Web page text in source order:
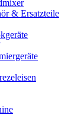
& Ersatzteile